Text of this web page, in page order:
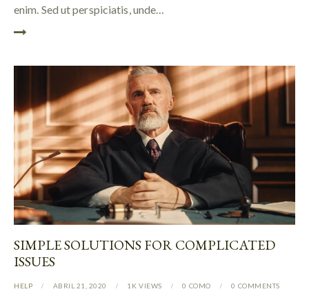
enim. Sed ut perspiciatis, unde…
SIMPLE SOLUTIONS FOR COMPLICATED
ISSUES
HELP ABRIL 21, 2020 1K VIEWS 0 COMO 0 COMMENTS